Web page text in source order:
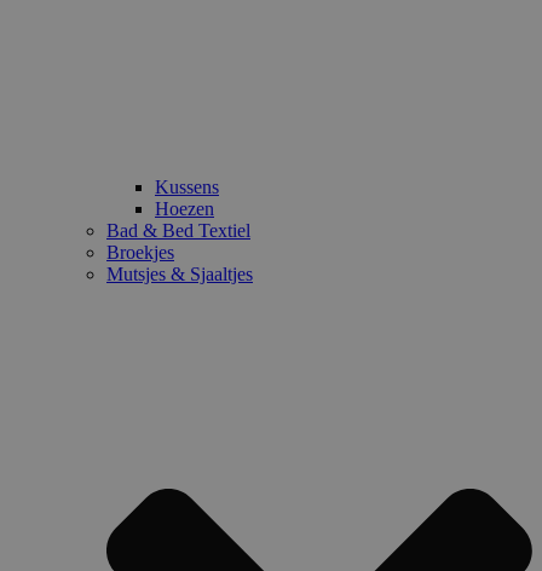
Kussens
Hoezen
Bad & Bed Textiel
Broekjes
Mutsjes & Sjaaltjes